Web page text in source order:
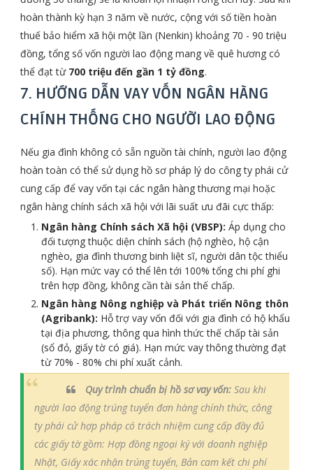
hoàn thành kỳ hạn 3 năm về nước, cộng với số tiền hoàn
thuế bảo hiểm xã hội một lần (Nenkin) khoảng 70 - 90 triệu
đồng, tổng số vốn người lao động mang về quê hương có
thể đạt từ 700 triệu đến gần 1 tỷ đồng.
7. HƯỚNG DẪN VAY VỐN NGÂN HÀNG
CHÍNH THỐNG CHO NGƯỜI LAO ĐỘNG
Nếu gia đình không có sẵn nguồn tài chính, người lao động
hoàn toàn có thể sử dụng hồ sơ pháp lý do công ty phái cử
cung cấp để vay vốn tại các ngân hàng thương mại hoặc
ngân hàng chính sách xã hội với lãi suất ưu đãi cực thấp:
Ngân hàng Chính sách Xã hội (VBSP): Áp dụng cho
đối tượng thuộc diện chính sách (hộ nghèo, hộ cận
nghèo, gia đình thương binh liệt sĩ, người dân tộc thiểu
số). Hạn mức vay có thể lên tới 100% tổng chi phí ghi
trên hợp đồng, không cần tài sản thế chấp.
Ngân hàng Nông nghiệp và Phát triển Nông thôn
(Agribank): Hỗ trợ vay vốn đối với gia đình có hộ khẩu
tại địa phương, thông qua hình thức thế chấp tài sản
(sổ đỏ, giấy tờ có giá). Hạn mức vay thông thường đạt
từ 70% - 80% chi phí xuất cảnh.
Quy trình chuẩn bị hồ sơ vay vốn:Sau khi
người lao động trúng tuyển đơn hàng chính thức, công
ty phái cử hợp pháp có trách nhiệm cung cấp đầy đủ
các giấy tờ gồm: Hợp đồng ngoại ký với doanh nghiệp
Nhật, Giấy xác nhận trúng tuyển, Bản cam kết chi phí